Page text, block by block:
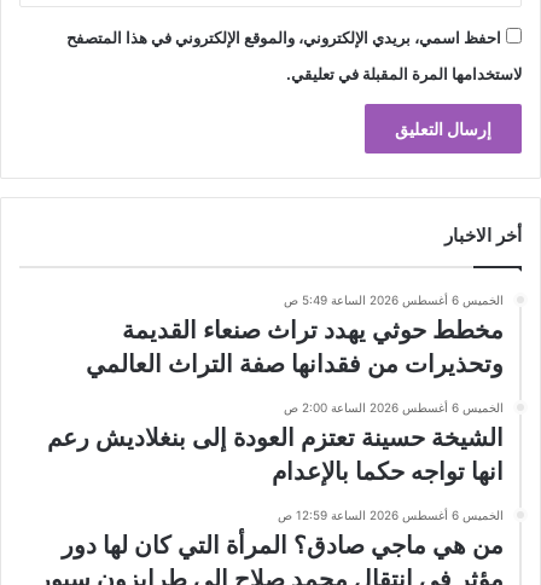
احفظ اسمي، بريدي الإلكتروني، والموقع الإلكتروني في هذا المتصفح
لاستخدامها المرة المقبلة في تعليقي.
أخر الاخبار
الخميس 6 أغسطس 2026 الساعة 5:49 ص
مخطط حوثي يهدد تراث صنعاء القديمة
وتحذيرات من فقدانها صفة التراث العالمي
الخميس 6 أغسطس 2026 الساعة 2:00 ص
الشيخة حسينة تعتزم العودة إلى بنغلاديش رعم
انها تواجه حكما بالإعدام
الخميس 6 أغسطس 2026 الساعة 12:59 ص
من هي ماجي صادق؟ المرأة التي كان لها دور